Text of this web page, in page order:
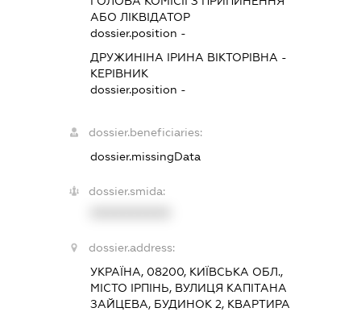
АБО ЛІКВІДАТОР
dossier.position -
ДРУЖИНІНА ІРИНА ВІКТОРІВНА -
КЕРІВНИК
dossier.position -
dossier.beneficiaries:
dossier.missingData
dossier.smida:
dossier.address:
УКРАЇНА, 08200, КИЇВСЬКА ОБЛ.,
МІСТО ІРПІНЬ, ВУЛИЦЯ КАПІТАНА
ЗАЙЦЕВА, БУДИНОК 2, КВАРТИРА